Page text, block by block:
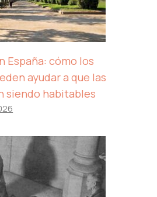
España: cómo los
ayudar a que las
siendo habitables